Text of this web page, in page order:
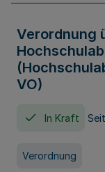
Verordnung
VO)
In Kraft
Verordnung